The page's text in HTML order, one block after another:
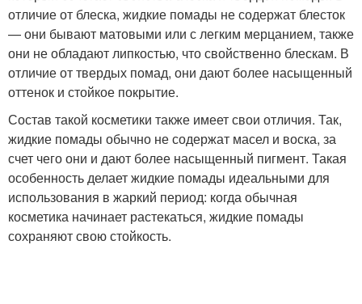
отличие от блеска, жидкие помады не содержат блесток
— они бывают матовыми или с легким мерцанием, также
они не обладают липкостью, что свойственно блескам. В
отличие от твердых помад, они дают более насыщенный
оттенок и стойкое покрытие.
Состав такой косметики также имеет свои отличия. Так,
жидкие помады обычно не содержат масел и воска, за
счет чего они и дают более насыщенный пигмент. Такая
особенность делает жидкие помады идеальными для
использования в жаркий период: когда обычная
косметика начинает растекаться, жидкие помады
сохраняют свою стойкость.